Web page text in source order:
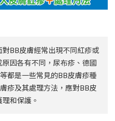
BB皮膚經常出現不同紅疹或
因各有不同，尿布疹、德國
都是一些常見的BB皮膚疹種
疹及其處理方法，應對BB皮
和保護。